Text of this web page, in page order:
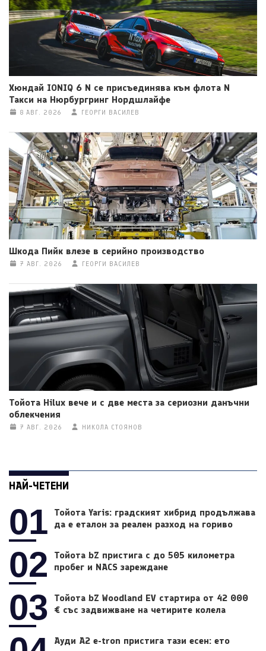
Хюндай IONIQ 6 N се присъединява към флота N
Такси на Нюрбургринг Нордшлайфе
8 АВГ. 2026 ГЕОРГИ ВАСИЛЕВ
Шкода Пийк влезе в серийно производство
7 АВГ. 2026 ГЕОРГИ ВАСИЛЕВ
Тойота Hilux вече и с две места за сериозни данъчни
облекчения
7 АВГ. 2026 НИКОЛА СТОЯНОВ
НАЙ-ЧЕТЕНИ
01
Тойота Yaris: градският хибрид продължава
да е еталон за реален разход на гориво
02
Тойота bZ пристига с до 505 километра
пробег и NACS зареждане
03
Тойота bZ Woodland EV стартира от 42 000
€ със задвижване на четирите колела
Ауди A2 e-tron пристига тази есен: ето